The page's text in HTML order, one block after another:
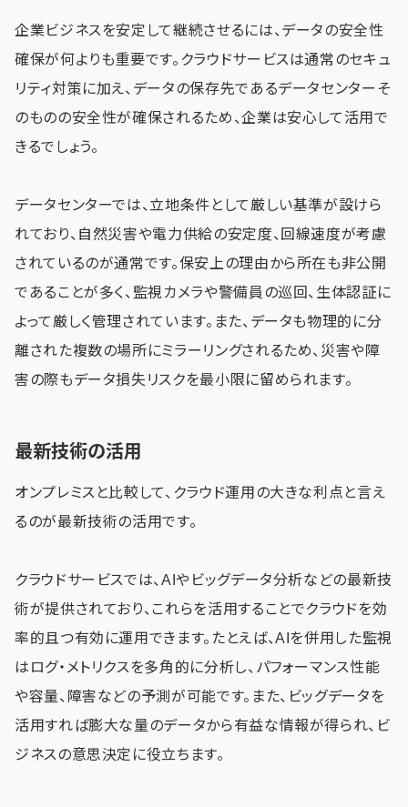
企業ビジネスを安定して継続させるには、データの安全性
確保が何よりも重要です。クラウドサービスは通常のセキュ
リティ対策に加え、データの保存先であるデータセンターそ
のものの安全性が確保されるため、企業は安心して活用で
きるでしょう。
データセンターでは、立地条件として厳しい基準が設けら
れており、自然災害や電力供給の安定度、回線速度が考慮
されているのが通常です。保安上の理由から所在も非公開
であることが多く、監視カメラや警備員の巡回、生体認証に
よって厳しく管理されています。また、データも物理的に分
離された複数の場所にミラーリングされるため、災害や障
害の際もデータ損失リスクを最小限に留められます。
最新技術の活用
オンプレミスと比較して、クラウド運用の大きな利点と言え
るのが最新技術の活用です。
クラウドサービスでは、AIやビッグデータ分析などの最新技
術が提供されており、これらを活用することでクラウドを効
率的且つ有効に運用できます。たとえば、AIを併用した監視
はログ・メトリクスを多角的に分析し、パフォーマンス性能
や容量、障害などの予測が可能です。また、ビッグデータを
活用すれば膨大な量のデータから有益な情報が得られ、ビ
ジネスの意思決定に役立ちます。